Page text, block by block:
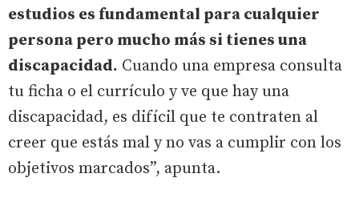
estudios es fundamental para cualquier
persona pero mucho más si tienes una
discapacidad. Cuando una empresa consulta
tu ficha o el currículo y ve que hay una
discapacidad, es difícil que te contraten al
creer que estás mal y no vas a cumplir con los
objetivos marcados”, apunta.